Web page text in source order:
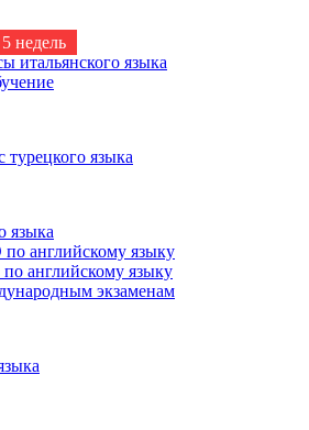
недель
итальянского языка
языка
языка
английскому языку
английскому языку
экзаменам